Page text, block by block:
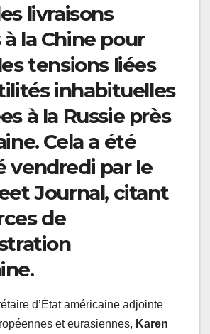
livraisons
à la Chine pour
tensions liées
inhabituelles
à la Russie près
Cela a été
vendredi par le
Journal, citant
de
d’État américaine adjointe
et eurasiennes, Karen